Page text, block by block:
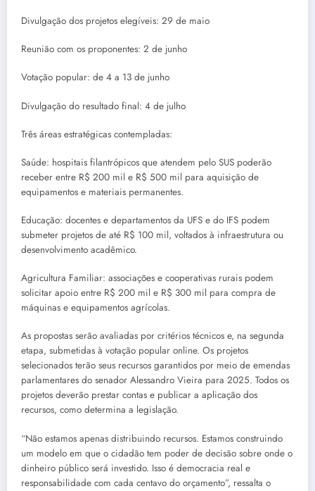
Divulgação dos projetos elegíveis: 29 de maio
Reunião com os proponentes: 2 de junho
Votação popular: de 4 a 13 de junho
Divulgação do resultado final: 4 de julho
Três áreas estratégicas contempladas:
Saúde: hospitais filantrópicos que atendem pelo SUS poderão
receber entre R$ 200 mil e R$ 500 mil para aquisição de
equipamentos e materiais permanentes.
Educação: docentes e departamentos da UFS e do IFS podem
submeter projetos de até R$ 100 mil, voltados à infraestrutura ou
desenvolvimento acadêmico.
Agricultura Familiar: associações e cooperativas rurais podem
solicitar apoio entre R$ 200 mil e R$ 300 mil para compra de
máquinas e equipamentos agrícolas.
As propostas serão avaliadas por critérios técnicos e, na segunda
etapa, submetidas à votação popular online. Os projetos
selecionados terão seus recursos garantidos por meio de emendas
parlamentares do senador Alessandro Vieira para 2025. Todos os
projetos deverão prestar contas e publicar a aplicação dos
recursos, como determina a legislação.
“Não estamos apenas distribuindo recursos. Estamos construindo
um modelo em que o cidadão tem poder de decisão sobre onde o
dinheiro público será investido. Isso é democracia real e
responsabilidade com cada centavo do orçamento”, ressalta o